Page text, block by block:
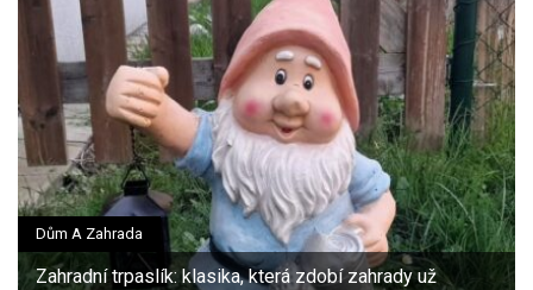
Dům A Zahrada
Zahradní trpaslík: klasika, která zdobí zahrady už